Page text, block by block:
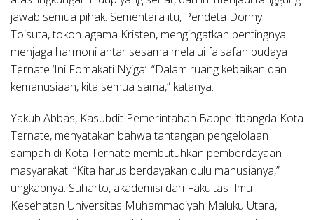
jawab semua pihak. Sementara itu, Pendeta Donny
Toisuta, tokoh agama Kristen, mengingatkan pentingnya
menjaga harmoni antar sesama melalui falsafah budaya
Ternate ‘Ini Fomakati Nyiga’. “Dalam ruang kebaikan dan
kemanusiaan, kita semua sama,” katanya.
Yakub Abbas, Kasubdit Pemerintahan Bappelitbangda Kota
Ternate, menyatakan bahwa tantangan pengelolaan
sampah di Kota Ternate membutuhkan pemberdayaan
masyarakat. “Kita harus berdayakan dulu manusianya,”
ungkapnya. Suharto, akademisi dari Fakultas Ilmu
Kesehatan Universitas Muhammadiyah Maluku Utara,